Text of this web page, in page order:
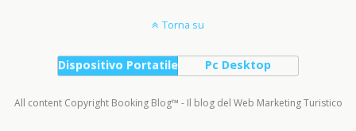
Torna su
Dispositivo Portatile Pc Desktop
All content Copyright Booking Blog™ - Il blog del Web Marketing Turistico